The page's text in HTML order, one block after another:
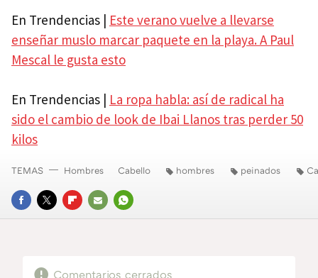
En Trendencias | Este verano vuelve a llevarse
enseñar muslo marcar paquete en la playa. A Paul
Mescal le gusta esto
En Trendencias | La ropa habla: así de radical ha
sido el cambio de look de Ibai Llanos tras perder 50
kilos
FACEBOOK
TWITTERFLIPBOARD
E-
WHATSAPP
TEMAS Hombres Cabello hombres peinados
Comentarios cerrados